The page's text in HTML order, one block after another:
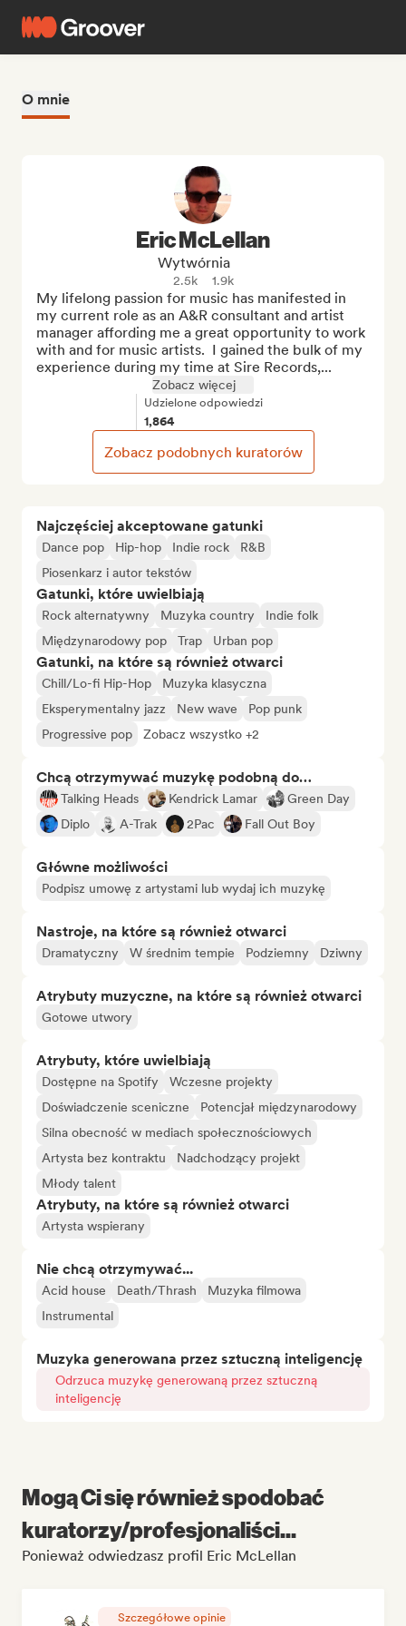
O mnie
Najczęściej akceptowane gatunki
Dance pop Hip-hop Indie rock
R&B
Piosenkarz i autor tekstów
Gatunki, które uwielbiają
Rock alternatywny Muzyka country
Indie folk
Międzynarodowy pop
Trap Urban pop
Gatunki, na które są również otwarci
Chill/Lo-fi Hip-Hop
Muzyka klasyczna
Eksperymentalny jazz
New wave
Pop punk
Progressive pop
Zobacz wszystko +2
Chcą otrzymywać muzykę podobną do…
Talking Heads Kendrick Lamar
Green Day
Diplo
A-Trak 2Pac Fall Out Boy
Główne możliwości
Podpisz umowę z artystami lub wydaj ich muzykę
Nastroje, na które są również otwarci
Dramatyczny W średnim tempie Podziemny Dziwny
Atrybuty muzyczne, na które są również otwarci
Gotowe utwory
Atrybuty, które uwielbiają
Dostępne na Spotify
Wczesne projekty
Doświadczenie sceniczne
Potencjał międzynarodowy
Silna obecność w mediach społecznościowych
Artysta bez kontraktu
Nadchodzący projekt
Młody talent
Atrybuty, na które są również otwarci
Artysta wspierany
Nie chcą otrzymywać...
Acid house Death/Thrash
Muzyka filmowa
Instrumental
Muzyka generowana przez sztuczną inteligencję
Odrzuca muzykę generowaną przez sztuczną
inteligencję
Eric McLellan
Wytwórnia
2.5k 1.9k
My lifelong passion for music has manifested in
my current role as an A&R consultant and artist
manager affording me a great opportunity to work
with and for music artists.  I gained the bulk of my
experience during my time at Sire Records,...
Zobacz więcej
Udzielone odpowiedzi
1,864
Zobacz podobnych kuratorów
Mogą Ci się również spodobać
kuratorzy/profesjonaliści...
Ponieważ odwiedzasz profil Eric McLellan
Szczegółowe opinie